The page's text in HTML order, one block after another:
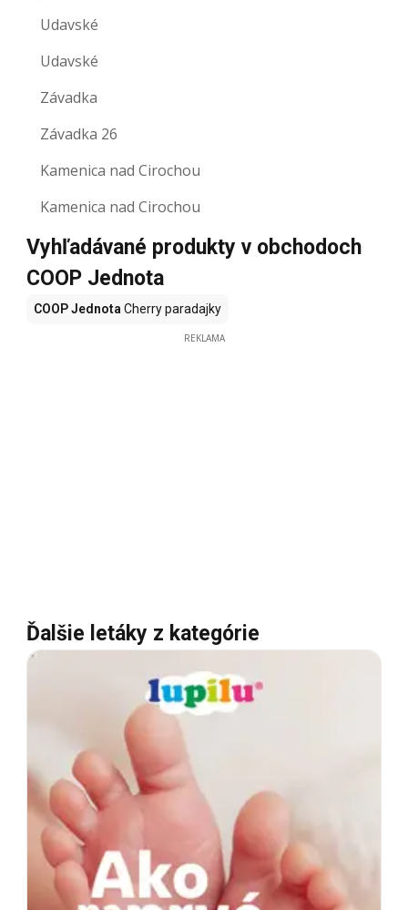
Udavské
Udavské
Závadka
Závadka 26
Kamenica nad Cirochou
Kamenica nad Cirochou
Vyhľadávané produkty v obchodoch
COOP Jednota
COOP JednotaCherry paradajky
REKLAMA
Ďalšie letáky z kategórie